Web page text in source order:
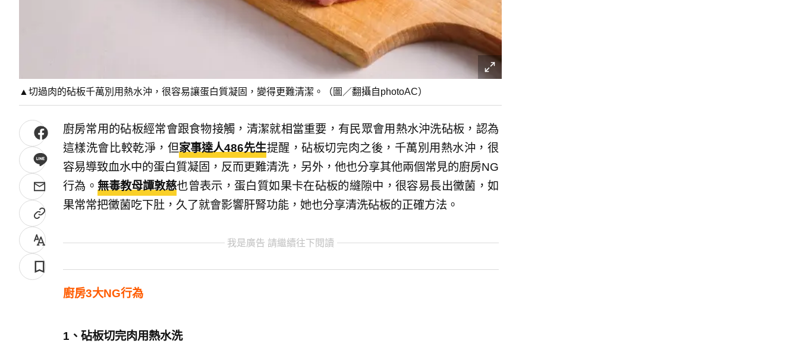
▲切過肉的砧板千萬別用熱水沖，很容易讓蛋白質凝固，變得更難清潔。（圖／翻攝自photoAC）
廚房常用的砧板經常會跟食物接觸，清潔就相當重要，有民眾會用熱水沖洗砧板，認為
這樣洗會比較乾淨，但家事達人486先生提醒，砧板切完肉之後，千萬別用熱水沖，很
容易導致血水中的蛋白質凝固，反而更難清洗，另外，他也分享其他兩個常見的廚房NG
行為。 無毒教母譚敦慈也曾表示，蛋白質如果卡在砧板的縫隙中，很容易長出黴菌，如
果常常把黴菌吃下肚，久了就會影響肝腎功能，她也分享清洗砧板的正確方法。
我是廣告 請繼續往下閱讀
廚房3大NG行為
1、砧板切完肉用熱水洗